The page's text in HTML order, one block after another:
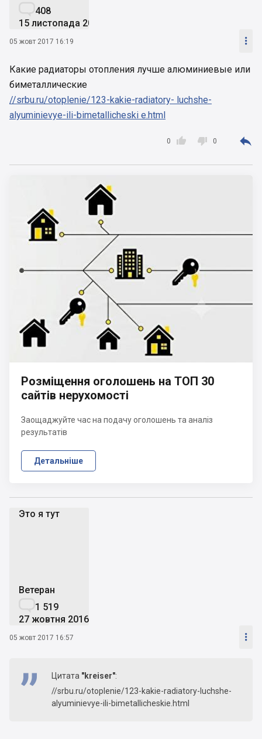
408
15 листопада 2014
05 жовт 2017 16:19 
Какие радиаторы отопления лучше алюминиевые или
биметаллические
//srbu.ru/otoplenie/123-kakie-radiatory- luchshe-
alyuminievye-ili-bimetallicheski e.html

0  0 
Это я тут
Ветеран
1 519
27 жовтня 2016
05 жовт 2017 16:57 
Цитата "kreiser":
//srbu.ru/otoplenie/123-kakie-radiatory-luchshe-
alyuminievye-ili-bimetallicheskie.html
Розміщення оголошень на ТОП 30
сайтів нерухомості
Заощаджуйте час на подачу оголошень та аналіз
результатів
Детальніше